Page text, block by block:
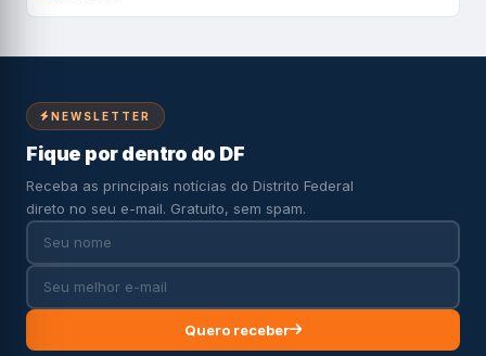
NEWSLETTER
Fique por dentro do DF
Receba as principais notícias do Distrito Federal
direto no seu e-mail. Gratuito, sem spam.
Quero receber